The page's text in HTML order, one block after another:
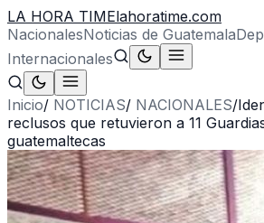
LA HORA TIMElahoratime.com
NacionalesNoticias de Guatemala
Internacionales
Inicio/ NOTICIAS/ NACIONALES/
reclusos que retuvieron a 11
guatemaltecas